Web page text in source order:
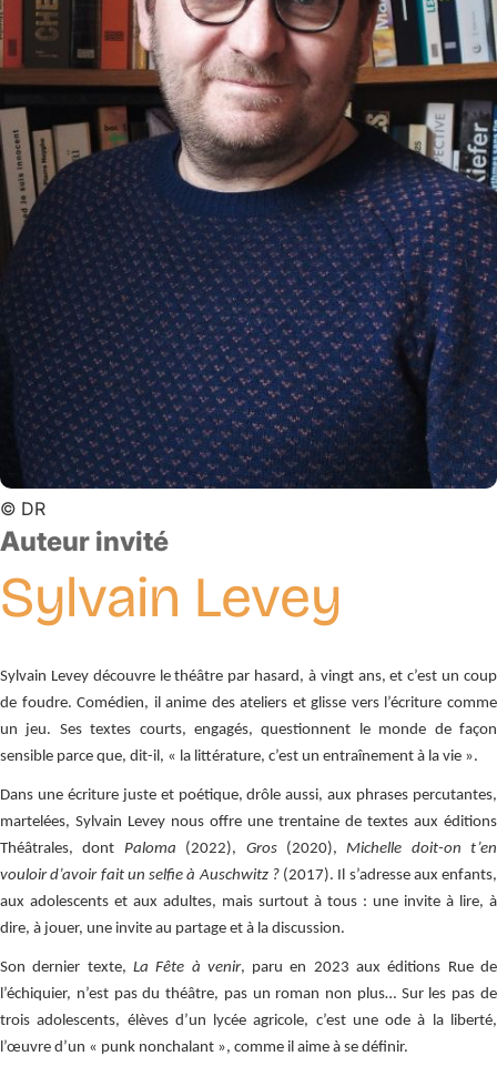
© DR
Auteur invité
Sylvain Levey
Sylvain Levey découvre le théâtre par hasard, à vingt ans, et c’est un coup
de foudre. Comédien, il anime des ateliers et glisse vers l’écriture comme
un jeu. Ses textes courts, engagés, questionnent le monde de façon
sensible parce que, dit-il, « la littérature, c’est un entraînement à la vie ».
Dans une écriture juste et poétique, drôle aussi, aux phrases percutantes,
martelées, Sylvain Levey nous offre une trentaine de textes aux éditions
Théâtrales, dont Paloma (2022), Gros (2020),Michelle doit-on t’en
vouloir d’avoir fait un selfie à Auschwitz ? (2017). Il s’adresse aux enfants,
aux adolescents et aux adultes, mais surtout à tous : une invite à lire, à
dire, à jouer, une invite au partage et à la discussion.
Son dernier texte, La Fête à venir, paru en 2023 aux éditions Rue de
l’échiquier, n’est pas du théâtre, pas un roman non plus… Sur les pas de
trois adolescents, élèves d’un lycée agricole, c’est une ode à la liberté,
l’œuvre d’un « punk nonchalant », comme il aime à se définir.